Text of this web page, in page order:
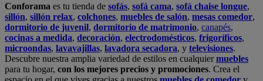
Conforama es tu tienda de sofás, sofá cama, sofá chaise longue,
sillón, sillón relax, colchones, muebles de salón, mesas comedor,
dormitorio de juvenil, dormitorio de matrimonio, canapés,
cocinas a medida, decoración, electrodomésticos, frigoríficos,
microondas, lavavajillas, lavadora secadora, y televisiones.
Descubre nuestra amplia variedad de estilos en cualquiermuebles
para tu hogar, con los mejores precios y promociones. Crea el